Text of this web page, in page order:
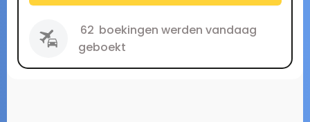
62 boekingen werden vandaag
geboekt